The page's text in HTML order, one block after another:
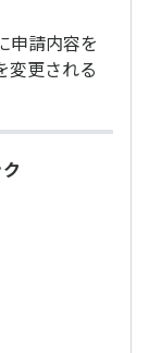
申請内容を
変更される